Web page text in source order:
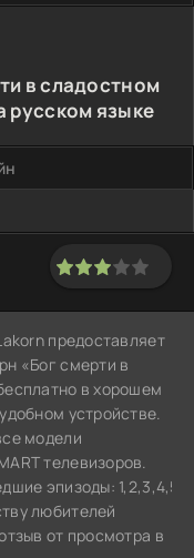
в сладостном
русском языке
предоставляет
«Бог смерти в
в хорошем
устройстве.
модели
телевизоров.
эпизоды:
любителей
от просмотра в